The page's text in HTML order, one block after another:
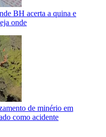
BH acerta a quina e
onde
de minério em
como acidente